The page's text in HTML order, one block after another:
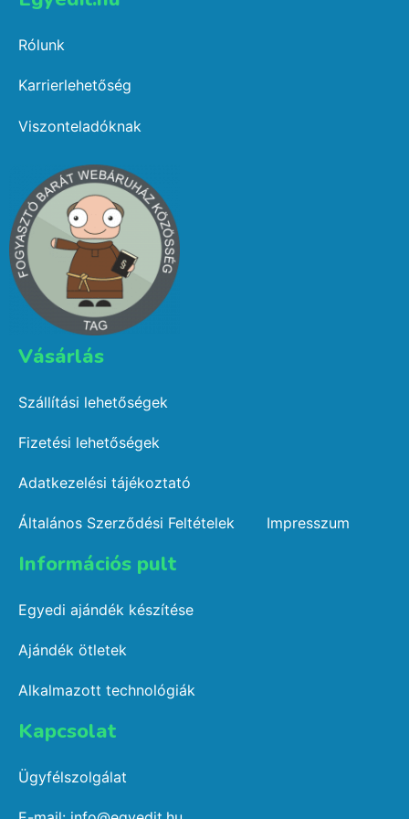
Rólunk
Karrierlehetőség
Viszonteladóknak
Vásárlás​
Szállítási lehetőségek
Fizetési lehetőségek
Adatkezelési tájékoztató
Általános Szerződési Feltételek Impresszum
Információs pult​
Egyedi ajándék készítése
Ajándék ötletek
Alkalmazott technológiák
Kapcsolat​
Ügyfélszolgálat